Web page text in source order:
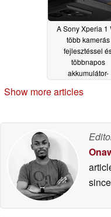
A Sony Xperia 1
több kamerás
fejlesztéssel
többnapos
akkumulátor-
meg05/13/2026
Show more articles